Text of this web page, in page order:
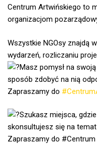
Centrum Artwińskiego to
organizacjom
Wszystkie NGOsy znajdą
wydarzeń, rozliczaniu
Masz pomysł na
sposób zdobyć na nią
Zapraszamy do
Szukasz miejsca,
skonsultujesz się na
Zapraszamy do